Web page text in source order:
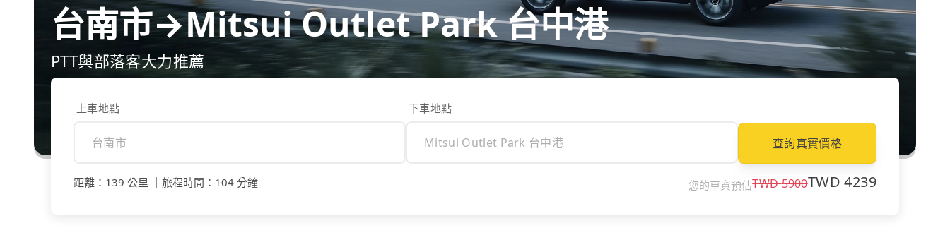
台南市→Mitsui Outlet Park 台中港
PTT與部落客大力推薦
上車地點 下車地點
查詢真實價格
距離 ： 139 公里 旅程時間 ： 104 分鐘 您的車資預估TWD5900TWD4239